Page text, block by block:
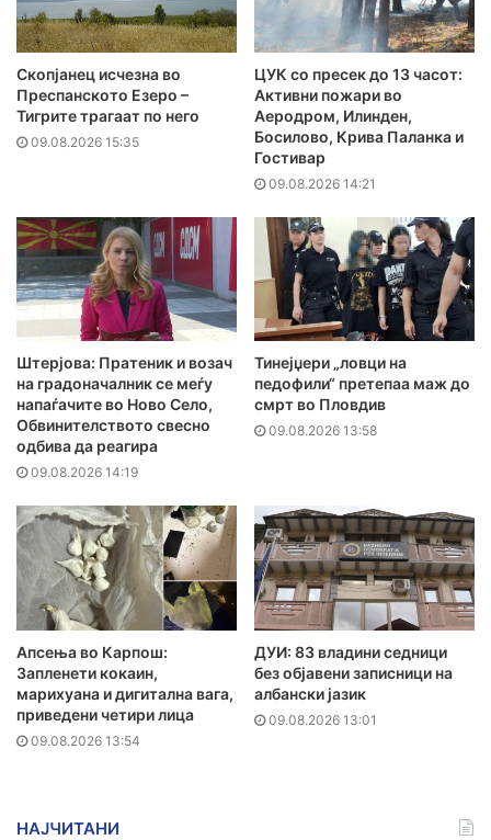
Скопјанец исчезна во
Преспанското Езеро –
Тигрите трагаат по него
09.08.2026 15:35
ЦУК со пресек до 13 часот:
Активни пожари во
Аеродром, Илинден,
Босилово, Крива Паланка и
Гостивар
09.08.2026 14:21
Штерјова: Пратеник и возач
на градоначалник се меѓу
напаѓачите во Ново Село,
Обвинителството свесно
одбива да реагира
09.08.2026 14:19
Тинејџери „ловци на
педофили“ претепаа маж до
смрт во Пловдив
09.08.2026 13:58
Апсења во Карпош:
Запленети кокаин,
марихуана и дигитална вага,
приведени четири лица
09.08.2026 13:54
ДУИ: 83 владини седници
без објавени записници на
албански јазик
09.08.2026 13:01
НАЈЧИТАНИ